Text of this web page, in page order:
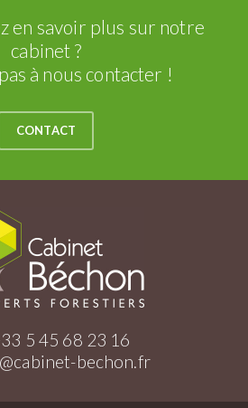
en savoir plus sur notre
cabinet ?
à nous contacter !
CONTACT
5 45 68 23 16
bechon.fr